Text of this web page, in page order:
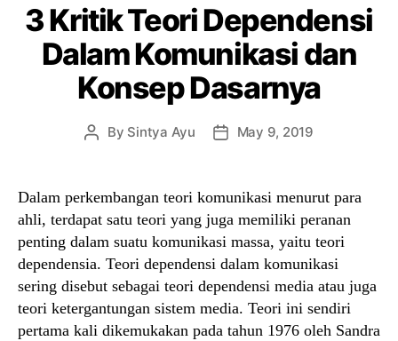
3 Kritik Teori Dependensi
Dalam Komunikasi dan
Konsep Dasarnya
Post
By Sintya Ayu
PostMay 9, 2019
Dalam perkembangan teori komunikasi menurut para
ahli, terdapat satu teori yang juga memiliki peranan
penting dalam suatu komunikasi massa, yaitu teori
dependensia. Teori dependensi dalam komunikasi
sering disebut sebagai teori dependensi media atau juga
teori ketergantungan sistem media. Teori ini sendiri
pertama kali dikemukakan pada tahun 1976 oleh Sandra